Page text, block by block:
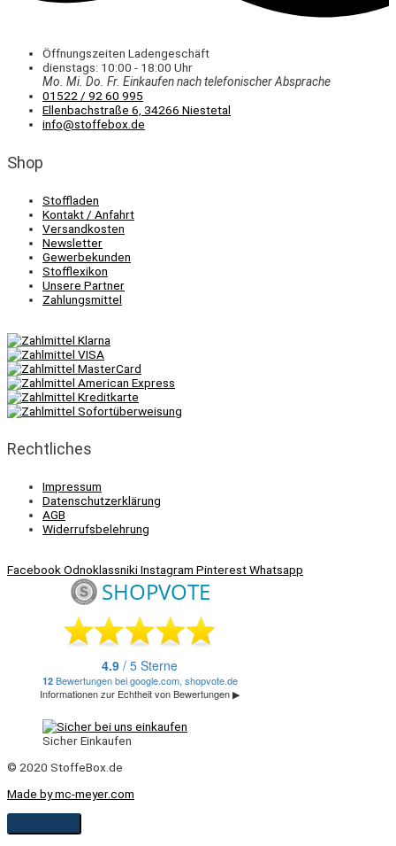
Öffnungszeiten Ladengeschäft
dienstags: 10:00 - 18:00 Uhr
Mo. Mi. Do. Fr. Einkaufennach telefonischer Absprache
01522 / 92 60 995
Ellenbachstraße 6, 34266 Niestetal
info@stoffebox.de
Shop
Stoffladen
Kontakt / Anfahrt
Versandkosten
Newsletter
Gewerbekunden
Stofflexikon
Unsere Partner
Zahlungsmittel
Rechtliches
Impressum
Datenschutzerklärung
AGB
Widerrufsbelehrung
FacebookOdnoklassnikiInstagram PinterestWhatsapp
Sicher Einkaufen
© 2020 StoffeBox.de
Made by mc-meyer.com